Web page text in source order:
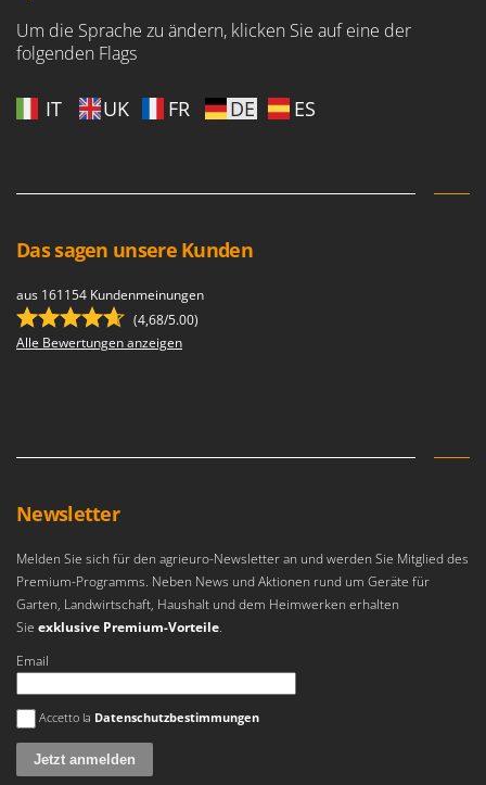
Um die Sprache zu ändern, klicken Sie auf eine der
folgenden Flags
IT UK FR DE ES
Das sagen unsere Kunden
aus 161154 Kundenmeinungen
(4,68/5.00)
Alle Bewertungen anzeigen
Newsletter
Melden Sie sich für den agrieuro-Newsletter an und werden Sie Mitglied des
Premium-Programms. Neben News und Aktionen rund um Geräte für
Garten, Landwirtschaft, Haushalt und dem Heimwerken erhalten
Sie exklusive Premium-Vorteile.
Email
Es ist ein Fehler aufgetreten
Accetto la Datenschutzbestimmungen